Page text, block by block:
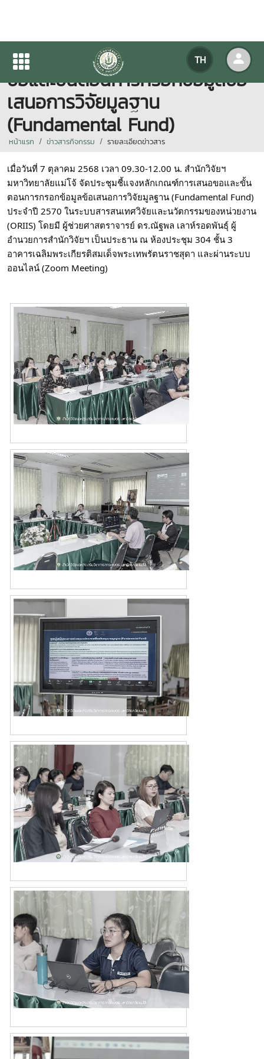
TH
ประชุมชี้แจงหลักเกณฑ์การเสนอ
ขอและขั้นตอนการกรอกข้อมูลข้อ
เสนอการวิจัยมูลฐาน
(Fundamental Fund)
หน้าแรก ข่าวสารกิจกรรม รายละเอียดข่าวสาร
เมื่อวันที่ 7 ตุลาคม 2568 เวลา 09.30-12.00 น. สำนักวิจัยฯ
มหาวิทยาลัยแม่โจ้ จัดประชุมชี้แจงหลักเกณฑ์การเสนอขอและขั้น
ตอนการกรอกข้อมูลข้อเสนอการวิจัยมูลฐาน (Fundamental Fund)
ประจำปี 2570 ในระบบสารสนเทศวิจัยและนวัตกรรมของหน่วยงาน
(ORIIS) โดยมี ผู้ช่วยศาสตราจารย์ ดร.ณัฐพล เลาห์รอดพันธุ์ ผู้
อำนวยการสำนักวิจัยฯ เป็นประธาน ณ ห้องประชุม 304 ชั้น 3
อาคารเฉลิมพระเกียรติสมเด็จพระเทพรัตนราชสุดา และผ่านระบบ
ออนไลน์ (Zoom Meeting)